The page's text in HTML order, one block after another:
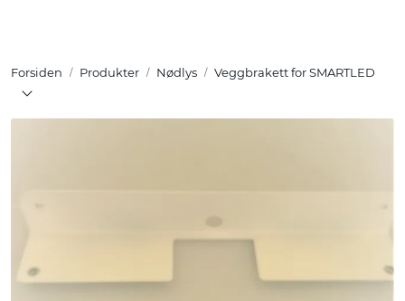
Forsiden Produkter Nødlys Veggbrakett for SMARTLED
Tuotteet
Ratkaisut
Verkkokauppa